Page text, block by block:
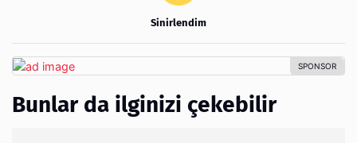
Sinirlendim
Bunlar da ilginizi çekebilir